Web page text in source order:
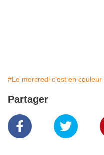
#Le mercredi c'est en couleur
Partager